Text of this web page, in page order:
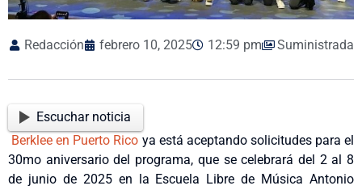
Redacción febrero 10, 2025 12:59 pm Suministrada
Escuchar noticia
Berklee en Puerto Rico ya está aceptando solicitudes para el
30mo aniversario del programa, que se celebrará del 2 al 8
de junio de 2025 en la Escuela Libre de Música Antonio